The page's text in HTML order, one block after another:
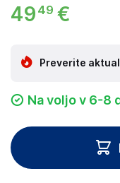
49 49 €
Preverite
Na voljo v 6-8